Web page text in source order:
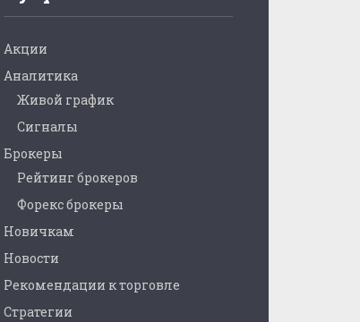
Акции
Аналитика
Живой график
Сигналы
Брокеры
Рейтинг брокеров
Форекс брокеры
Новичкам
Новости
Рекомендации к торговле
Стратегии